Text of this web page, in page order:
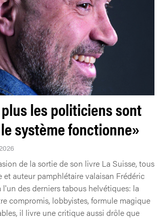
les politiciens sont
système fonctionne»
de la sortie de son livre La Suisse, tous
et auteur pamphlétaire valaisan Frédéric
l'un des derniers tabous helvétiques: la
compromis, lobbyistes, formule magique
il livre une critique aussi drôle que